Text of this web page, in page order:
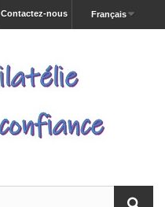
Français
Contactez-nous